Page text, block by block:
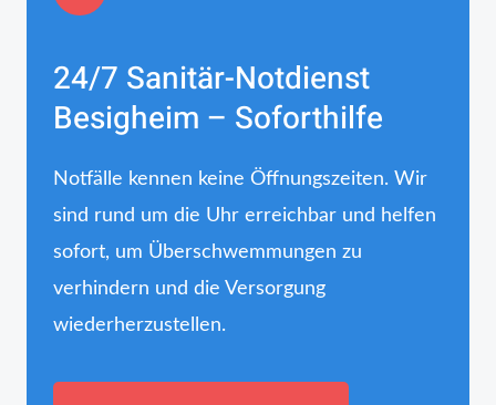
24/7 Sanitär-Notdienst
Besigheim – Soforthilfe
Notfälle kennen keine Öffnungszeiten. Wir
sind rund um die Uhr erreichbar und helfen
sofort, um Überschwemmungen zu
verhindern und die Versorgung
wiederherzustellen.